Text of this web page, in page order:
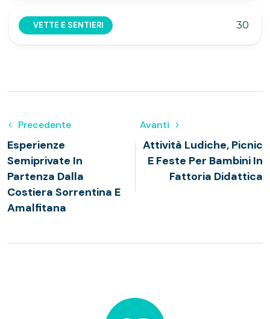
VETTE E SENTIERI 30
Precedente
Esperienze
Semiprivate In
Partenza Dalla
Costiera Sorrentina E
Amalfitana
Avanti
Attività Ludiche, Picnic
E Feste Per Bambini In
Fattoria Didattica